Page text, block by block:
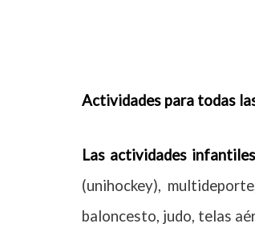
Actividades para todas
Las actividades
(unihockey),
baloncesto, judo, telas